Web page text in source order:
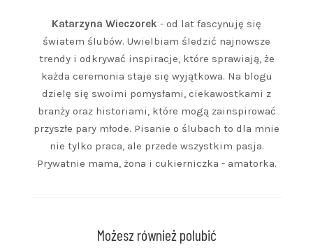
Katarzyna Wieczorek - od lat fascynuję się
światem ślubów. Uwielbiam śledzić najnowsze
trendy i odkrywać inspiracje, które sprawiają, że
każda ceremonia staje się wyjątkowa. Na blogu
dzielę się swoimi pomysłami, ciekawostkami z
branży oraz historiami, które mogą zainspirować
przyszłe pary młode. Pisanie o ślubach to dla mnie
nie tylko praca, ale przede wszystkim pasja.
Prywatnie mama, żona i cukierniczka - amatorka.
Możesz również polubić